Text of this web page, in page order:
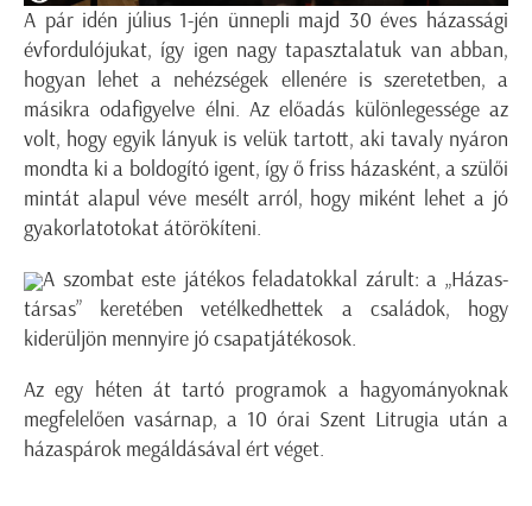
A pár idén július 1-jén ünnepli majd 30 éves házassági
évfordulójukat, így igen nagy tapasztalatuk van abban,
hogyan lehet a nehézségek ellenére is szeretetben, a
másikra odafigyelve élni. Az előadás különlegessége az
volt, hogy egyik lányuk is velük tartott, aki tavaly nyáron
mondta ki a boldogító igent, így ő friss házasként, a szülői
mintát alapul véve mesélt arról, hogy miként lehet a jó
gyakorlatotokat átörökíteni.
A szombat este játékos feladatokkal zárult: a „Házas-
társas” keretében vetélkedhettek a családok, hogy
kiderüljön mennyire jó csapatjátékosok.
Az egy héten át tartó programok a hagyományoknak
megfelelően vasárnap, a 10 órai Szent Litrugia után a
házaspárok megáldásával ért véget.